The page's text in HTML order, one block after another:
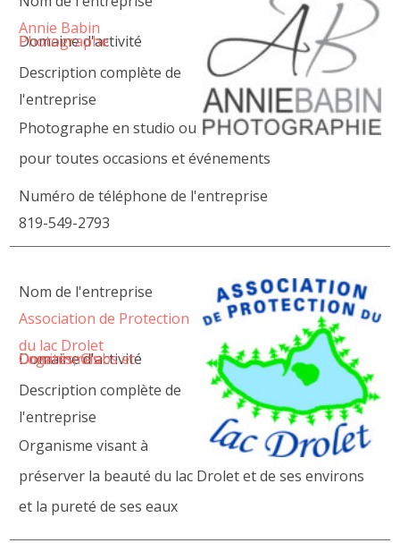
Annie Babin
Domaine d'activité
Photographe
Description complète de
l'entreprise
Photographe en studio ou
pour toutes occasions et événements
Numéro de téléphone de l'entreprise
819-549-2793
Nom de l'entreprise
Association de Protection
du lac Drolet
Domaine d'activité
Comités, Clubs et Organismes
Description complète de
l'entreprise
Organisme visant à
préserver la beauté du lac Drolet et de ses environs
et la pureté de ses eaux